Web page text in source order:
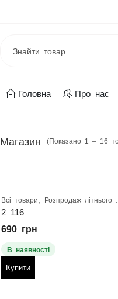
Головна Про нас
Магазин (Показано 1 – 16
Всі товари Розпродаж літнього взуття
2_116
690 грн
В наявності
Купити